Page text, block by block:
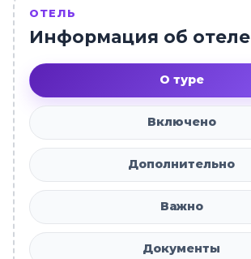
ОТЕЛЬ
Информация об отеле
О туре
Включено
Дополнительно
Важно
Документы